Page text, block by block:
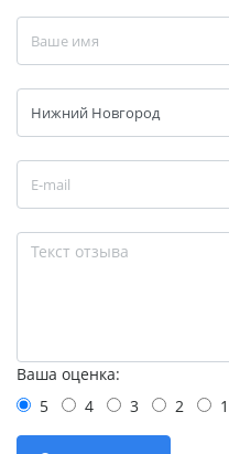
Ваша оценка:
5
4 3 2 1